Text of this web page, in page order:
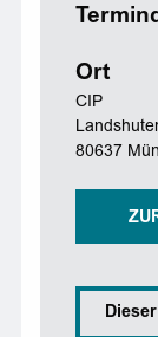
Ort
CIP
80637